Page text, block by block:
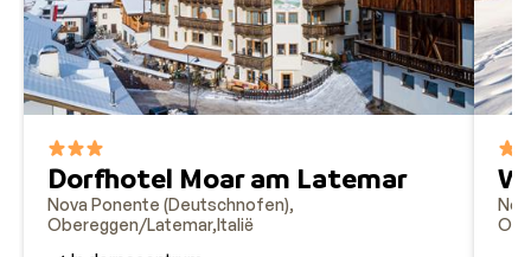
veelzijdigeVal di Fassaeen mooie volgende stap. Of
kies voor het moderne en brede skigebied van
Kronplatz, perfect voor wie graag afwisselt tussen
ontspannen cruisen en sportieve afdalingen. Zo
Latemar met de vrijheid om de rest van de Dolomieten
te ontdekken.
Dorfhotel Moar am Latemar
Nova Ponente (Deutschnofen)
Obereggen/Latemar Italië